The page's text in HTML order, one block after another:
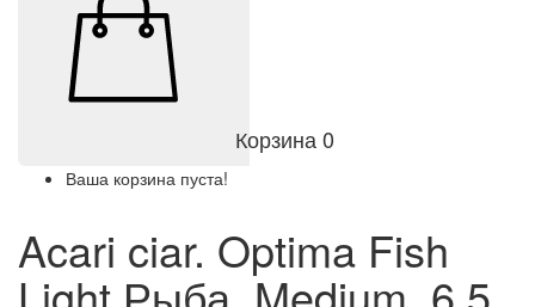
Корзина0
Ваша корзина пуста!
Acari ciar. Optima Fish